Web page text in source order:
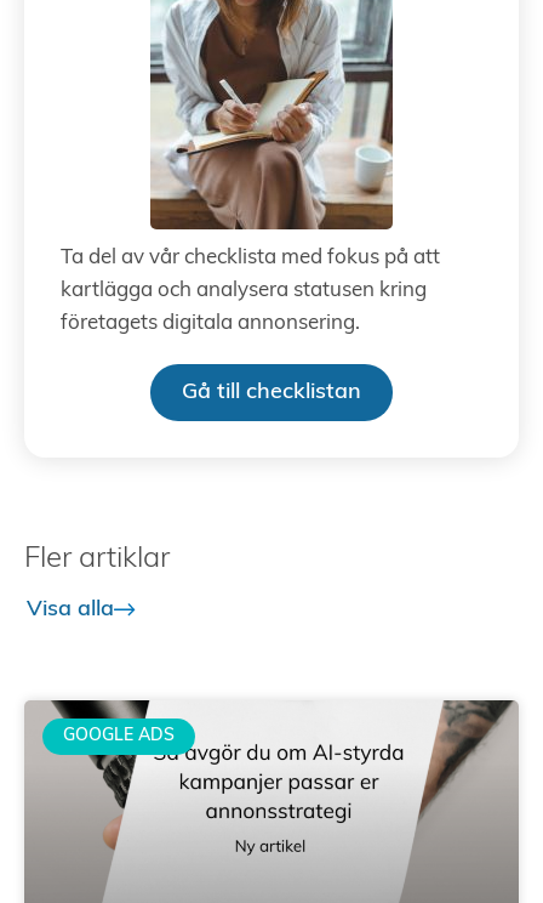
Ta del av vår checklista med fokus på att
kartlägga och analysera statusen kring
företagets digitala annonsering.
Gå till checklistan
Fler artiklar
Visa alla
GOOGLE ADS